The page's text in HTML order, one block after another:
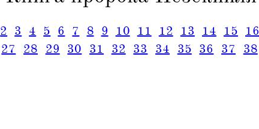
2 3 4 5 6 7 8 9 10 11 12 13 14 15 16
27 28 29 30 31 32 33 34 35 36 37 38